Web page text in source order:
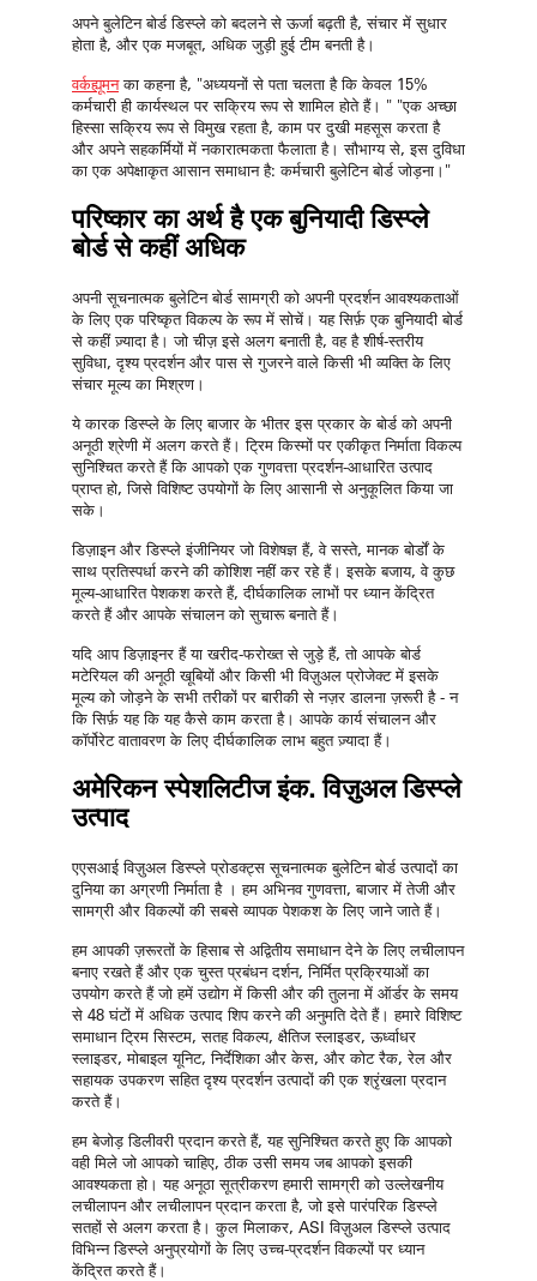
अपने बुलेटिन बोर्ड डिस्प्ले को बदलने से ऊर्जा बढ़ती है, संचार में सुधार
होता है, और एक मजबूत, अधिक जुड़ी हुई टीम बनती है।
वर्कह्यूमन का कहना है, "अध्ययनों से पता चलता है कि केवल 15%
कर्मचारी ही कार्यस्थल पर सक्रिय रूप से शामिल होते हैं। " "एक अच्छा
हिस्सा सक्रिय रूप से विमुख रहता है, काम पर दुखी महसूस करता है
और अपने सहकर्मियों में नकारात्मकता फैलाता है। सौभाग्य से, इस दुविधा
का एक अपेक्षाकृत आसान समाधान है: कर्मचारी बुलेटिन बोर्ड जोड़ना।"
परिष्कार का अर्थ है एक बुनियादी डिस्प्ले
बोर्ड से कहीं अधिक
अपनी सूचनात्मक बुलेटिन बोर्ड सामग्री को अपनी प्रदर्शन आवश्यकताओं
के लिए एक परिष्कृत विकल्प के रूप में सोचें। यह सिर्फ़ एक बुनियादी बोर्ड
से कहीं ज़्यादा है। जो चीज़ इसे अलग बनाती है, वह है शीर्ष-स्तरीय
सुविधा, दृश्य प्रदर्शन और पास से गुजरने वाले किसी भी व्यक्ति के लिए
संचार मूल्य का मिश्रण।
ये कारक डिस्प्ले के लिए बाजार के भीतर इस प्रकार के बोर्ड को अपनी
अनूठी श्रेणी में अलग करते हैं। ट्रिम किस्मों पर एकीकृत निर्माता विकल्प
सुनिश्चित करते हैं कि आपको एक गुणवत्ता प्रदर्शन-आधारित उत्पाद
प्राप्त हो, जिसे विशिष्ट उपयोगों के लिए आसानी से अनुकूलित किया जा
सके।
डिज़ाइन और डिस्प्ले इंजीनियर जो विशेषज्ञ हैं, वे सस्ते, मानक बोर्डों के
साथ प्रतिस्पर्धा करने की कोशिश नहीं कर रहे हैं। इसके बजाय, वे कुछ
मूल्य-आधारित पेशकश करते हैं, दीर्घकालिक लाभों पर ध्यान केंद्रित
करते हैं और आपके संचालन को सुचारू बनाते हैं।
यदि आप डिज़ाइनर हैं या खरीद-फरोख्त से जुड़े हैं, तो आपके बोर्ड
मटेरियल की अनूठी खूबियों और किसी भी विज़ुअल प्रोजेक्ट में इसके
मूल्य को जोड़ने के सभी तरीकों पर बारीकी से नज़र डालना ज़रूरी है - न
कि सिर्फ़ यह कि यह कैसे काम करता है। आपके कार्य संचालन और
कॉर्पोरेट वातावरण के लिए दीर्घकालिक लाभ बहुत ज़्यादा हैं।
अमेरिकन स्पेशलिटीज इंक. विज़ुअल डिस्प्ले
उत्पाद
एएसआई विज़ुअल डिस्प्ले प्रोडक्ट्ससूचनात्मक बुलेटिन बोर्डउत्पादोंका
दुनिया का अग्रणी निर्माता है । हम अभिनव गुणवत्ता, बाजार में तेजी और
सामग्री और विकल्पों की सबसे व्यापक पेशकश के लिए जाने जाते हैं।
हम आपकी ज़रूरतों के हिसाब से अद्वितीय समाधान देने के लिए लचीलापन
बनाए रखते हैं और एक चुस्त प्रबंधन दर्शन, निर्मित प्रक्रियाओं का
उपयोग करते हैं जो हमें उद्योग में किसी और की तुलना में ऑर्डर के समय
से 48 घंटों में अधिक उत्पाद शिप करने की अनुमति देते हैं। हमारे विशिष्ट
समाधान ट्रिम सिस्टम, सतह विकल्प, क्षैतिज स्लाइडर, ऊर्ध्वाधर
स्लाइडर, मोबाइल यूनिट, निर्देशिका और केस, और कोट रैक, रेल और
सहायक उपकरण सहित दृश्य प्रदर्शन उत्पादों की एक श्रृंखला प्रदान
करते हैं।
हम बेजोड़ डिलीवरी प्रदान करते हैं, यह सुनिश्चित करते हुए कि आपको
वही मिले जो आपको चाहिए, ठीक उसी समय जब आपको इसकी
आवश्यकता हो। यह अनूठा सूत्रीकरण हमारी सामग्री को उल्लेखनीय
लचीलापन और लचीलापन प्रदान करता है, जो इसे पारंपरिक डिस्प्ले
सतहों से अलग करता है। कुल मिलाकर, ASI विज़ुअल डिस्प्ले उत्पाद
विभिन्न डिस्प्ले अनुप्रयोगों के लिए उच्च-प्रदर्शन विकल्पों पर ध्यान
केंद्रित करते हैं।